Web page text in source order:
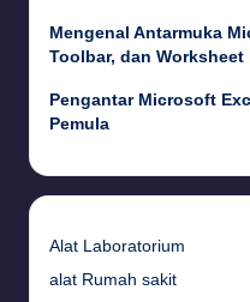
Mengenal Antarmuka
Toolbar, dan Worksheet
Pengantar Microsoft
Pemula
Alat Laboratorium
alat Rumah sakit